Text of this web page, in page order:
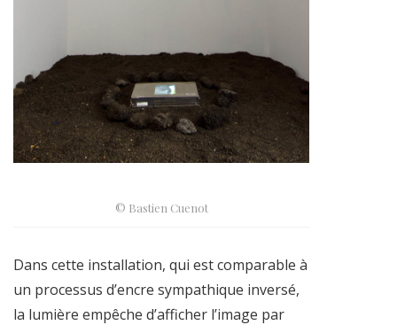
© Bastien Cuenot
Dans cette installation, qui est comparable à
un processus d’encre sympathique inversé,
la lumière empêche d’afficher l’image par